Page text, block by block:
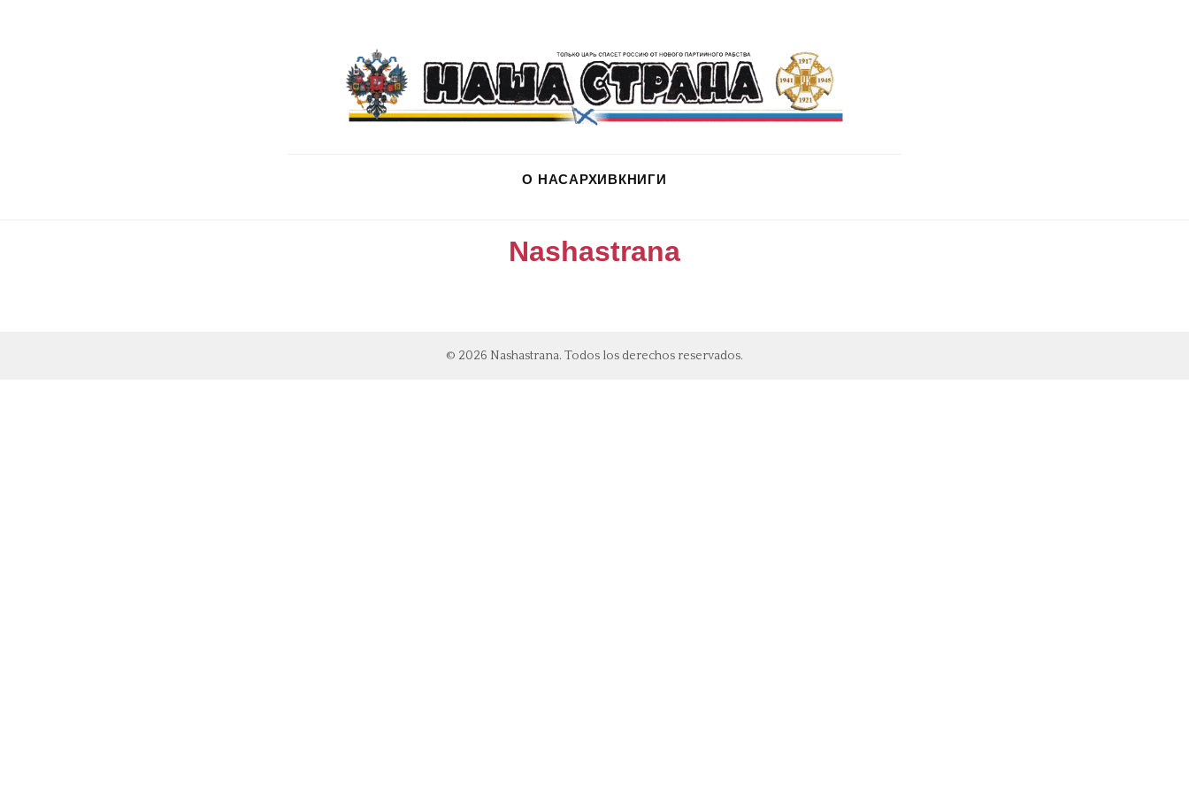
О НАСАРХИВКНИГИ
Nashastrana
© 2026 Nashastrana. Todos los derechos reservados.